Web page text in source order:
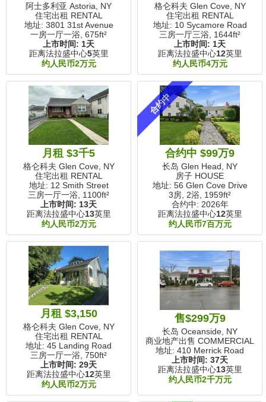
阿士多利亚 Astoria, NY
住宅出租 RENTAL
地址: 3801 31st Avenue
一房一厅一浴, 675ft²
上市时间: 1天
距离法拉盛中心5英里
约人民币2万元
格仑科夫 Glen Cove, NY
住宅出租 RENTAL
地址: 10 Sycamore Road
三房一厅三浴, 1644ft²
上市时间: 1天
距离法拉盛中心12英里
约人民币4万元
月租 $3千5
格仑科夫 Glen Cove, NY
住宅出租 RENTAL
地址: 12 Smith Street
三房一厅一浴, 1100ft²
上市时间: 13天
距离法拉盛中心13英里
约人民币2万元
合约中
合约中 $99万9
长岛 Glen Head, NY
房子 HOUSE
地址: 56 Glen Cove Drive
3房, 2浴, 1959ft²
合约中: 2026年
距离法拉盛中心12英里
约人民币7百万元
月租 $3,150
格仑科夫 Glen Cove, NY
住宅出租 RENTAL
地址: 45 Landing Road
三房一厅一浴, 750ft²
上市时间: 29天
距离法拉盛中心12英里
约人民币2万元
售$299万9
长岛 Oceanside, NY
商业地产出售 COMMERCIAL
地址: 410 Merrick Road
上市时间: 37天
距离法拉盛中心13英里
约人民币2千万元